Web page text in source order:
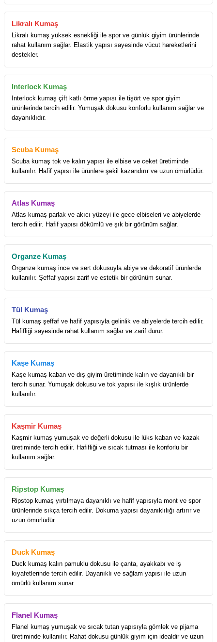
Likralı Kumaş
Likralı kumaş yüksek esnekliği ile spor ve günlük giyim ürünlerinde
rahat kullanım sağlar. Elastik yapısı sayesinde vücut hareketlerini
destekler.
Interlock Kumaş
Interlock kumaş çift katlı örme yapısı ile tişört ve spor giyim
ürünlerinde tercih edilir. Yumuşak dokusu konforlu kullanım sağlar ve
dayanıklıdır.
Scuba Kumaş
Scuba kumaş tok ve kalın yapısı ile elbise ve ceket üretiminde
kullanılır. Hafif yapısı ile ürünlere şekil kazandırır ve uzun ömürlüdür.
Atlas Kumaş
Atlas kumaş parlak ve akıcı yüzeyi ile gece elbiseleri ve abiyelerde
tercih edilir. Hafif yapısı dökümlü ve şık bir görünüm sağlar.
Organze Kumaş
Organze kumaş ince ve sert dokusuyla abiye ve dekoratif ürünlerde
kullanılır. Şeffaf yapısı zarif ve estetik bir görünüm sunar.
Tül Kumaş
Tül kumaş şeffaf ve hafif yapısıyla gelinlik ve abiyelerde tercih edilir.
Hafifliği sayesinde rahat kullanım sağlar ve zarif durur.
Kaşe Kumaş
Kaşe kumaş kaban ve dış giyim üretiminde kalın ve dayanıklı bir
tercih sunar. Yumuşak dokusu ve tok yapısı ile kışlık ürünlerde
kullanılır.
Kaşmir Kumaş
Kaşmir kumaş yumuşak ve değerli dokusu ile lüks kaban ve kazak
üretiminde tercih edilir. Hafifliği ve sıcak tutması ile konforlu bir
kullanım sağlar.
Ripstop Kumaş
Ripstop kumaş yırtılmaya dayanıklı ve hafif yapısıyla mont ve spor
ürünlerinde sıkça tercih edilir. Dokuma yapısı dayanıklılığı artırır ve
uzun ömürlüdür.
Duck Kumaş
Duck kumaş kalın pamuklu dokusu ile çanta, ayakkabı ve iş
kıyafetlerinde tercih edilir. Dayanıklı ve sağlam yapısı ile uzun
ömürlü kullanım sunar.
Flanel Kumaş
Flanel kumaş yumuşak ve sıcak tutan yapısıyla gömlek ve pijama
üretiminde kullanılır. Rahat dokusu günlük giyim için idealdir ve uzun